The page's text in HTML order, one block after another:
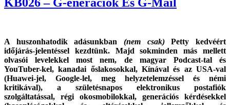
A huszonhatodik adásunkban (nem csak)Petty kedvéért
időjárás-jelentéssel kezdtünk. Majd sokminden más mellett
olvasói levelekkel most nem, de magyar Podcast-tal és
YouTuber-kel, kanadai őslakosokkal, Kínával és az USA-val
(Huawei-jel, Google-lel, meg helyzetelemzéssel és némi
kritikával), a születésnapos elektronikus postafiók
szolgáltatással, régi okosmobilokkal, generációs kérdésekkel